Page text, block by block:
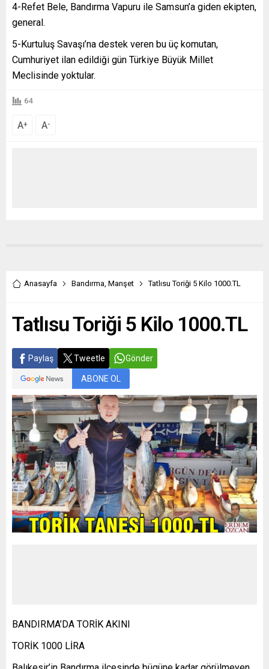
4-Refet Bele, Bandırma Vapuru ile Samsun’a giden ekipten,
general.
5-Kurtuluş Savaşı’na destek veren bu üç komutan,
Cumhuriyet ilan edildiği gün Türkiye Büyük Millet
Meclisinde yoktular.
64
A+ A-
Anasayfa Bandırma Manşet Tatlısu Toriği 5 Kilo 1000.TL
Tatlısu Toriği 5 Kilo 1000.TL
Paylaş Tweetle Gönder
ABONE OL
BANDIRMA’DA TORİK AKINI
TORİK 1000 LİRA